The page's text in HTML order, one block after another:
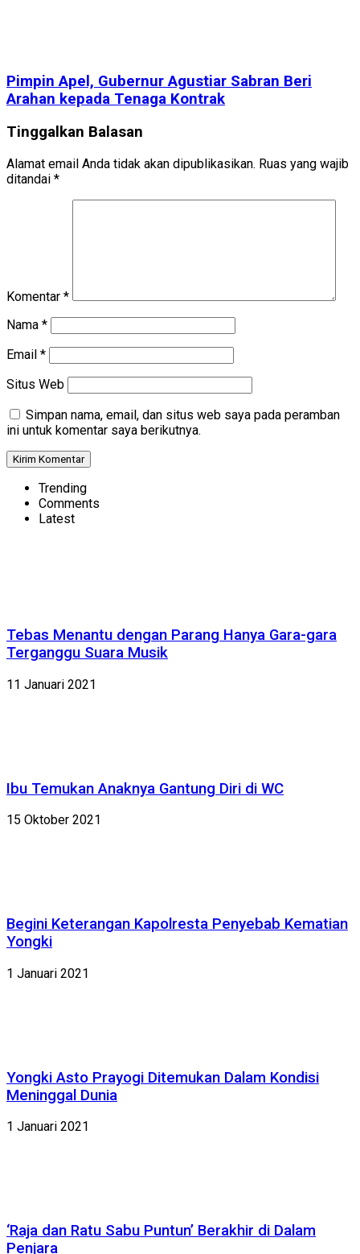
Pimpin Apel, Gubernur Agustiar Sabran Beri
Arahan kepada Tenaga Kontrak
Tinggalkan Balasan
Alamat email Anda tidak akan dipublikasikan. Ruas yang wajib
ditandai *
Komentar *
Nama *
Email *
Situs Web
Simpan nama, email, dan situs web saya pada peramban
ini untuk komentar saya berikutnya.
Trending
Comments
Latest
Tebas Menantu dengan Parang Hanya Gara-gara
Terganggu Suara Musik
11 Januari 2021
Ibu Temukan Anaknya Gantung Diri di WC
15 Oktober 2021
Begini Keterangan Kapolresta Penyebab Kematian
Yongki
1 Januari 2021
Yongki Asto Prayogi Ditemukan Dalam Kondisi
Meninggal Dunia
1 Januari 2021
‘Raja dan Ratu Sabu Puntun’ Berakhir di Dalam
Penjara